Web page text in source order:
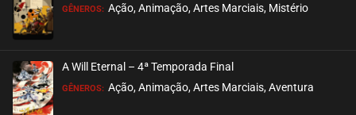
GÊNEROS: Ação, Animação, Artes Marciais, Mistério
A Will Eternal – 4ª Temporada Final
GÊNEROS: Ação, Animação, Artes Marciais, Aventura